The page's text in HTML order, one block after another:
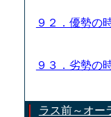
９２．優勢の
９３．劣勢の
ラス前～オー